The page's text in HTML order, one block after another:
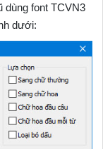
dùng font TCVN3
dưới: